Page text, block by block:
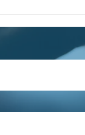
Yom Hashoa